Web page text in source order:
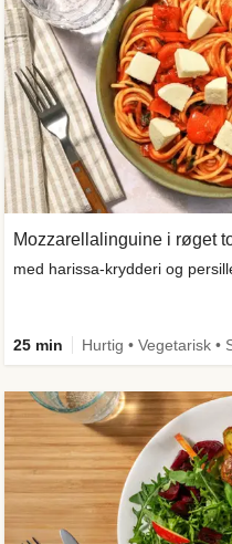
Mozzarellalinguine i røget
med harissa-krydderi og
25 min